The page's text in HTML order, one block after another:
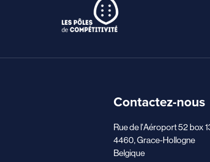
Contactez-nous
Rue de l'Aéroport 52 box
4460, Grace-Hollogne
Belgique